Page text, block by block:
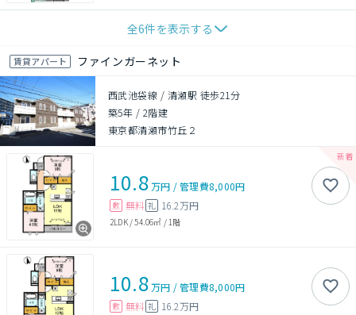
全6件を表示する
賃貸アパート ファインガーネット
西武池袋線 / 清瀬駅 徒歩21分
築5年 / 2階建
東京都清瀬市竹丘２
10.8万円 /管理費8,000円
敷 無料 礼 16.2万円
2LDK/54.06㎡ / 1階
10.8万円 /管理費8,000円
敷 無料 礼 16.2万円